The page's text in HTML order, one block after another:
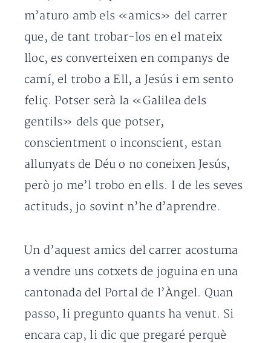
m’aturo amb els «amics» del carrer
que, de tant trobar-los en el mateix
lloc, es converteixen en companys de
camí, el trobo a Ell, a Jesús i em sento
feliç. Potser serà la «Galilea dels
gentils» dels que potser,
conscientment o inconscient, estan
allunyats de Déu o no coneixen Jesús,
però jo me’l trobo en ells. I de les seves
actituds, jo sovint n’he d’aprendre.
Un d’aquest amics del carrer acostuma
a vendre uns cotxets de joguina en una
cantonada del Portal de l’Àngel. Quan
passo, li pregunto quants ha venut. Si
encara cap, li dic que pregaré perquè